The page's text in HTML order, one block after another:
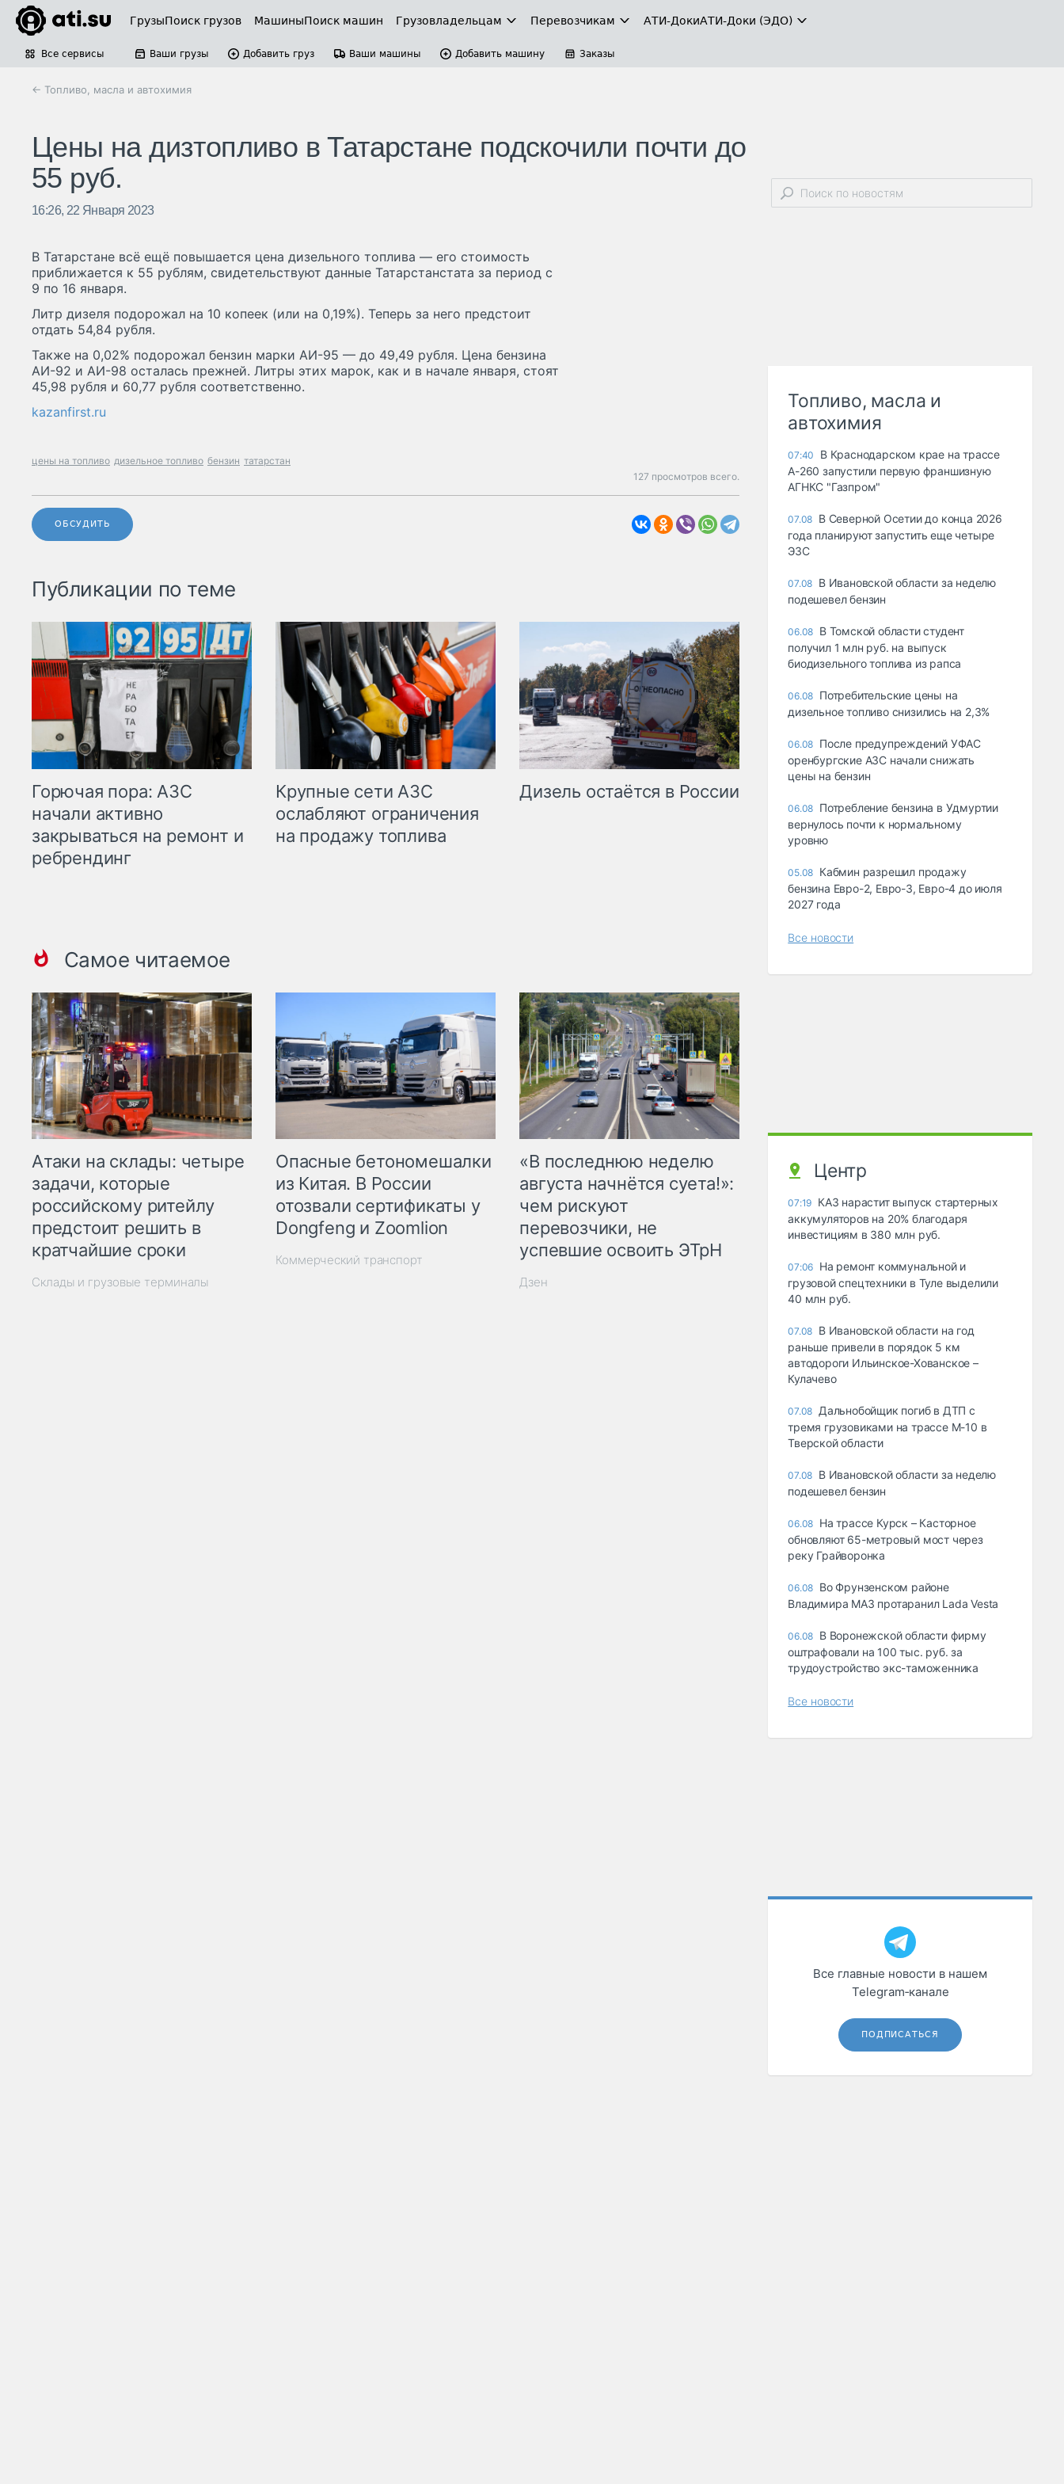
ГрузыПоиск грузов МашиныПоиск машин Грузовладельцам Перевозчикам АТИ-ДокиАТИ-Доки (ЭДО)
Все сервисы Ваши грузы Добавить груз Ваши машины Добавить машину Заказы
← Топливо, масла и автохимия
Цены на дизтопливо в Татарстане подскочили почти до
55 руб.
16:26, 22 Января 2023
В Татарстане всё ещё повышается цена дизельного топлива — его стоимость
приближается к 55 рублям, свидетельствуют данные Татарстанстата за период с
9 по 16 января.
Литр дизеля подорожал на 10 копеек (или на 0,19%). Теперь за него предстоит
отдать 54,84 рубля.
Также на 0,02% подорожал бензин марки АИ-95 — до 49,49 рубля. Цена бензина
АИ-92 и АИ-98 осталась прежней. Литры этих марок, как и в начале января, стоят
45,98 рубля и 60,77 рубля соответственно.
kazanfirst.ru
цены на топливо дизельное топливо бензин татарстан
127 просмотров всего.
ОБСУДИТЬ
Публикации по теме
Горючая пора: АЗС
начали активно
закрываться на ремонт и
ребрендинг
Крупные сети АЗС
ослабляют ограничения
на продажу топлива
Дизель остаётся в России
Самое читаемое
Атаки на склады: четыре
задачи, которые
российскому ритейлу
предстоит решить в
кратчайшие сроки
Склады и грузовые терминалы
Опасные бетономешалки
из Китая. В России
отозвали сертификаты у
Dongfeng и Zoomlion
Коммерческий транспорт
«В последнюю неделю
августа начнётся суета!»:
чем рискуют
перевозчики, не
успевшие освоить ЭТрН
Дзен
Топливо, масла и
автохимия
07:40
В Краснодарском крае на трассе
А-260 запустили первую франшизную
АГНКС "Газпром"
07.08 В Северной Осетии до конца 2026
года планируют запустить еще четыре
ЭЗС
07.08 В Ивановской области за неделю
подешевел бензин
06.08 В Томской области студент
получил 1 млн руб. на выпуск
биодизельного топлива из рапса
06.08 Потребительские цены на
дизельное топливо снизились на 2,3%
06.08 После предупреждений УФАС
оренбургские АЗС начали снижать
цены на бензин
06.08 Потребление бензина в Удмуртии
вернулось почти к нормальному
уровню
05.08 Кабмин разрешил продажу
бензина Евро-2, Евро-3, Евро-4 до июля
2027 года
Все новости
Центр
07:19 КАЗ нарастит выпуск стартерных
аккумуляторов на 20% благодаря
инвестициям в 380 млн руб.
07:06 На ремонт коммунальной и
грузовой спецтехники в Туле выделили
40 млн руб.
07.08 В Ивановской области на год
раньше привели в порядок 5 км
автодороги Ильинское-Хованское –
Кулачево
07.08 Дальнобойщик погиб в ДТП с
тремя грузовиками на трассе М-10 в
Тверской области
07.08 В Ивановской области за неделю
подешевел бензин
06.08 На трассе Курск – Касторное
обновляют 65-метровый мост через
реку Грайворонка
06.08 Во Фрунзенском районе
Владимира МАЗ протаранил Lada Vesta
06.08 В Воронежской области фирму
оштрафовали на 100 тыс. руб. за
трудоустройство экс-таможенника
Все новости
Все главные новости в нашем
Telegram‑канале
ПОДПИСАТЬСЯ